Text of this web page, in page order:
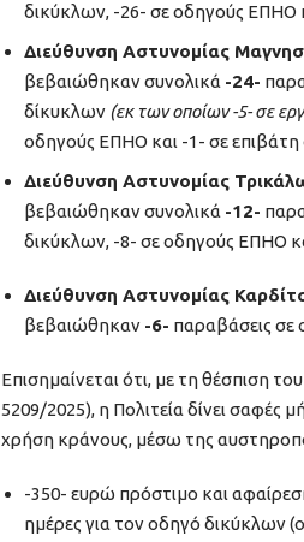
δικύκλων, -26- σε οδηγούς ΕΠΗΟ
Διεύθυνση Αστυνομίας
βεβαιώθηκαν συνολικά -24-
δίκυκλων (εκ των οποίων -5- σε
οδηγούς ΕΠΗΟ και -1- σε επιβάτη
Διεύθυνση Αστυνομίας
βεβαιώθηκαν συνολικά -12-
δικύκλων, -8- σε οδηγούς ΕΠΗΟ
Διεύθυνση Αστυνομίας
βεβαιώθηκαν -6- παραβάσεις
Επισημαίνεται ότι, με τη θέσπιση
5209/2025), η Πολιτεία δίνει σαφές
χρήση κράνους, μέσω της
-350- ευρώ πρόστιμο και
ημέρες για τον οδηγό δικύκλων